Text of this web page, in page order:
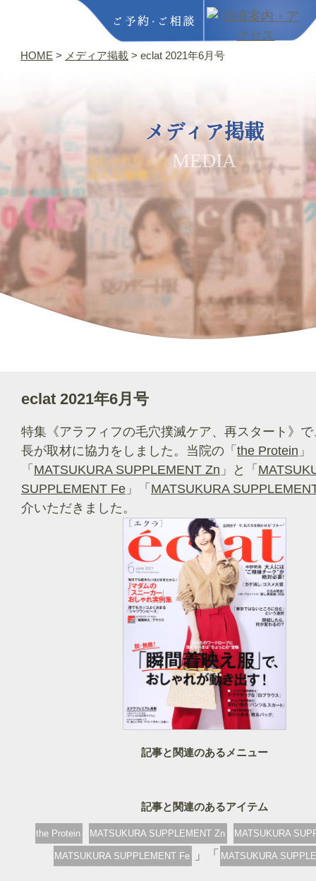
HOME > メディア掲載 > eclat 2021年6月号
メディア掲載
MEDIA
eclat 2021年6月号
特集《アラフィフの毛穴撲滅ケア、再スタート》
長が取材に協力をしました。当院の「 the Protein 」
「 MATSUKURA SUPPLEMENT Zn 」と「
SUPPLEMENT Fe 」「 MATSUKURA
介いただきました。
記事と関連のあるメニュー
the Protein MATSUKURA SUPPLEMENT Zn MATSUKURA
MATSUKURA SUPPLEMENT Fe 」「 MATSUKURA